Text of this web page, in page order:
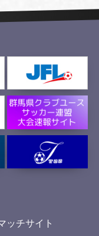
ッチサイト